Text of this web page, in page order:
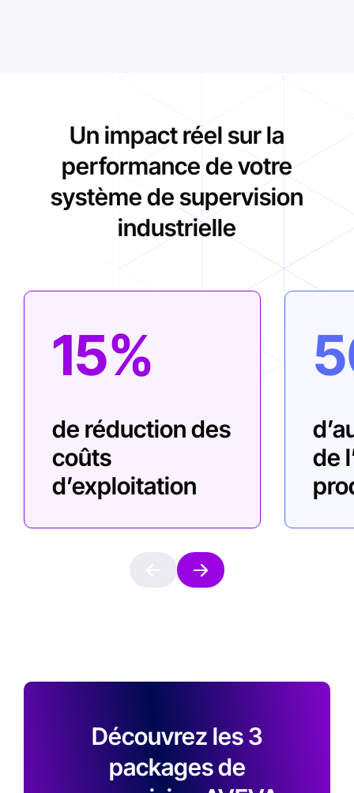
performance de votre
système de supervision
industrielle
15%
coûts
d’exploitation
de
packages de
supervision AVEVA